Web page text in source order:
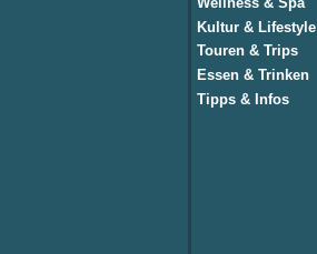
Kultur & Lifestyle
Touren & Trips
Essen & Trinken
Tipps & Infos